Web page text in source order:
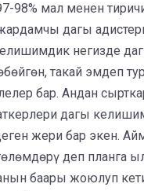
98% мал менен
дагы
негизде
такай эмдеп
бар. Андан
дагы
жери бар экен.
деп планга
баары жоюлуп